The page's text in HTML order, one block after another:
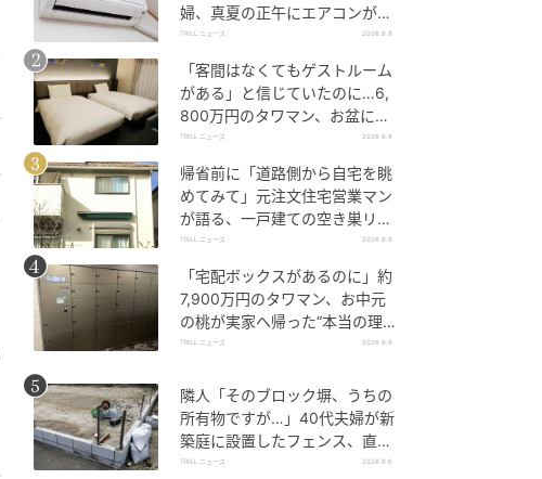
婦、真夏の正午にエアコンが効
かなくなった事態
TRILL ニュース 2026.8.8
「客間はなくてもゲストルーム
がある」と信じていたのに…6,
800万円のタワマン、お盆に義
両親2泊で直面した“誤算”【一級
TRILL ニュース 2026.8.8
帰省前に「道路側から自宅を眺
めてみて」元注文住宅営業マン
が語る、一戸建ての空き巣リス
クを下げる数分の段取り
TRILL ニュース 2026.8.8
「宅配ボックスがあるのに」約
7,900万円のタワマン、お中元
の桃が実家へ帰った“本当の理
由”【一級建築士は見た】
TRILL ニュース 2026.8.8
隣人「そのブロック塀、うちの
所有物ですが…」40代夫婦が新
築庭に設置したフェンス、直後
に迫られた"顛末"
TRILL ニュース 2026.8.6